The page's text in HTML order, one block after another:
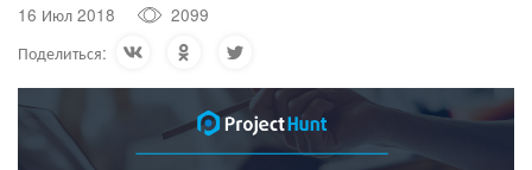
16 Июл 2018
2099
Поделиться: